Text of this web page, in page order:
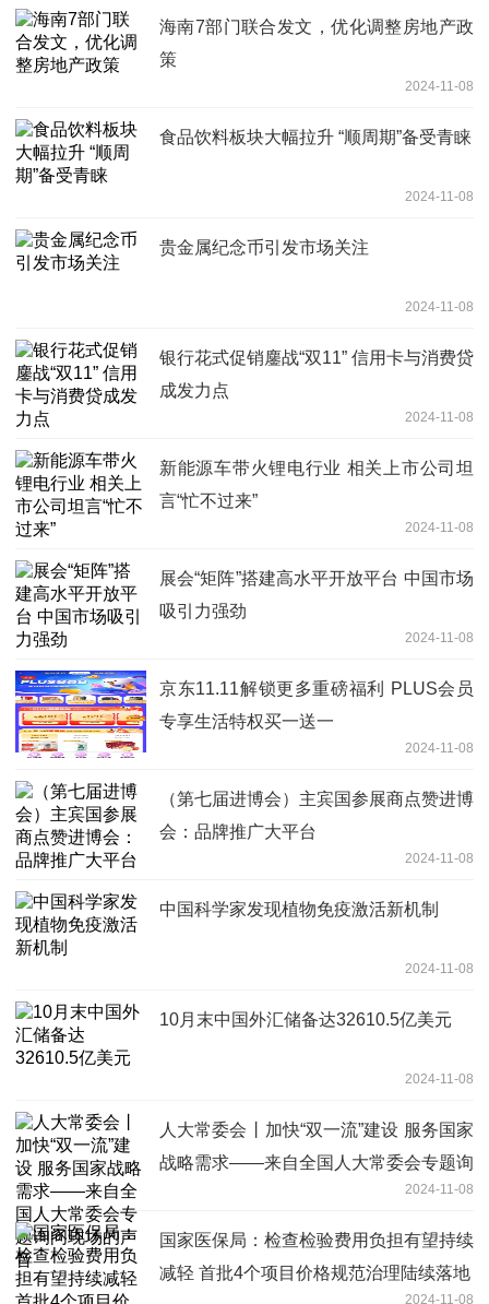
海南7部门联合发文，优化调整房地产政
策
2024-11-08
食品饮料板块大幅拉升 “顺周期”备受青睐
2024-11-08
贵金属纪念币引发市场关注
2024-11-08
银行花式促销鏖战“双11” 信用卡与消费贷
成发力点
2024-11-08
新能源车带火锂电行业 相关上市公司坦
言“忙不过来”
2024-11-08
展会“矩阵”搭建高水平开放平台 中国市场
吸引力强劲
2024-11-08
京东11.11解锁更多重磅福利 PLUS会员
专享生活特权买一送一
2024-11-08
（第七届进博会）主宾国参展商点赞进博
会：品牌推广大平台
2024-11-08
中国科学家发现植物免疫激活新机制
2024-11-08
10月末中国外汇储备达32610.5亿美元
2024-11-08
人大常委会丨加快“双一流”建设 服务国家
战略需求——来自全国人大常委会专题询
2024-11-08
国家医保局：检查检验费用负担有望持续
减轻 首批4个项目价格规范治理陆续落地
2024-11-08